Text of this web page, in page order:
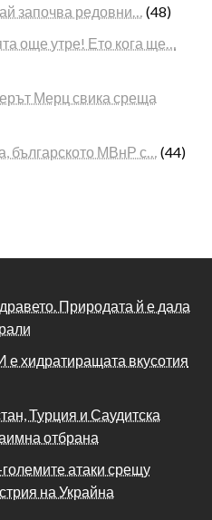
започва редовни… (48)
още утре! Ето кога ще…
Мерц свика среща
българското МВнР с… (44)
Природата й е дала
е хидратиращата вкусотия
Турция и Саудитска
отбрана
атаки срещу
на Украйна